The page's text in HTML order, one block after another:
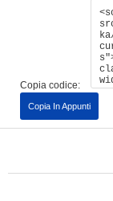
Copia codice:
Copia In Appunti